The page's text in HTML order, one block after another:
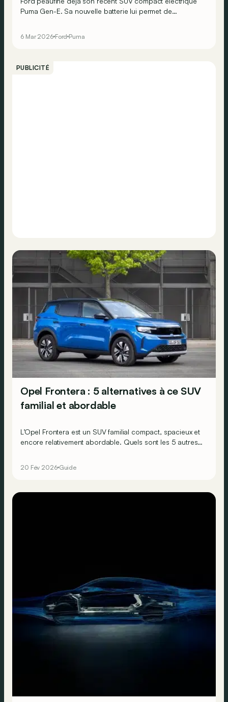
Puma Gen-E. Sa nouvelle batterie lui permet de
rouler « sans les mains ».
6 Mar 2026 Ford Puma
PUBLICITÉ
Opel Frontera : 5 alternatives à ce SUV
familial et abordable
L’Opel Frontera est un SUV familial compact, spacieux et
encore relativement abordable. Quels sont les 5 autres
20 Fév 2026 Guide